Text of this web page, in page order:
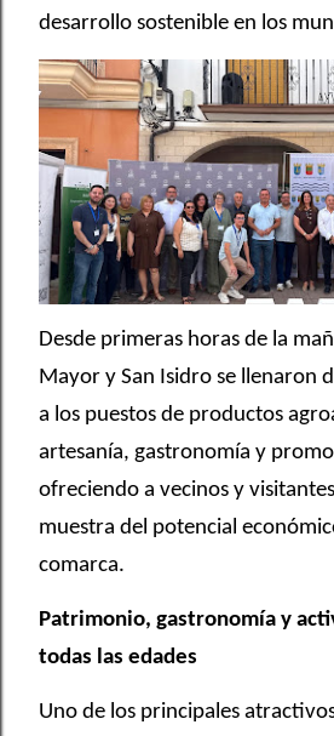
desarrollo sostenible en los
Desde primeras horas de la
Mayor y San Isidro se llenaron
a los puestos de productos
artesanía, gastronomía y
ofreciendo a vecinos y
muestra del potencial
comarca.
Patrimonio, gastronomía y
todas las edades
Uno de los principales